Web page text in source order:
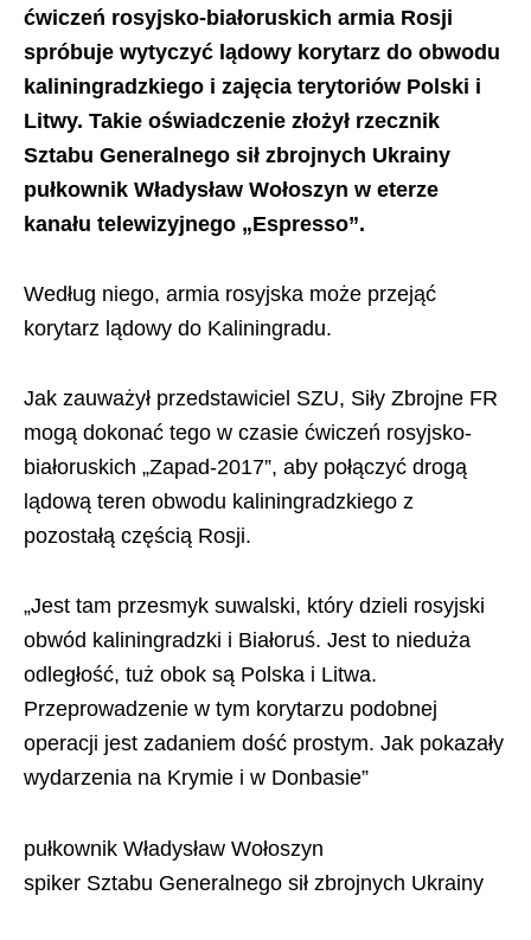
ćwiczeń rosyjsko-białoruskich armia Rosji
spróbuje wytyczyć lądowy korytarz do obwodu
kaliningradzkiego i zajęcia terytoriów Polski i
Litwy. Takie oświadczenie złożył rzecznik
Sztabu Generalnego sił zbrojnych Ukrainy
pułkownik Władysław Wołoszyn w eterze
kanału telewizyjnego „Espresso”.
Według niego, armia rosyjska może przejąć
korytarz lądowy do Kaliningradu.
Jak zauważył przedstawiciel SZU, Siły Zbrojne FR
mogą dokonać tego w czasie ćwiczeń rosyjsko-
białoruskich „Zapad-2017”, aby połączyć drogą
lądową teren obwodu kaliningradzkiego z
pozostałą częścią Rosji.
„Jest tam przesmyk suwalski, który dzieli rosyjski
obwód kaliningradzki i Białoruś. Jest to nieduża
odległość, tuż obok są Polska i Litwa.
Przeprowadzenie w tym korytarzu podobnej
operacji jest zadaniem dość prostym. Jak pokazały
wydarzenia na Krymie i w Donbasie”
pułkownik Władysław Wołoszyn
spiker Sztabu Generalnego sił zbrojnych Ukrainy